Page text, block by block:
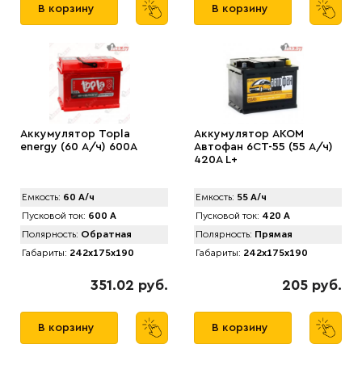
В корзину В корзину
Аккумулятор Topla
energy (60 А/ч) 600А
Емкость: 60 А/ч
Пусковой ток: 600 А
Полярность: Обратная
Габариты: 242x175x190
351.02 руб.
В корзину
Аккумулятор AKOM
Автофан 6CT-55 (55 А/ч)
420А L+
Емкость: 55 А/ч
Пусковой ток: 420 А
Полярность: Прямая
Габариты: 242x175x190
205 руб.
В корзину